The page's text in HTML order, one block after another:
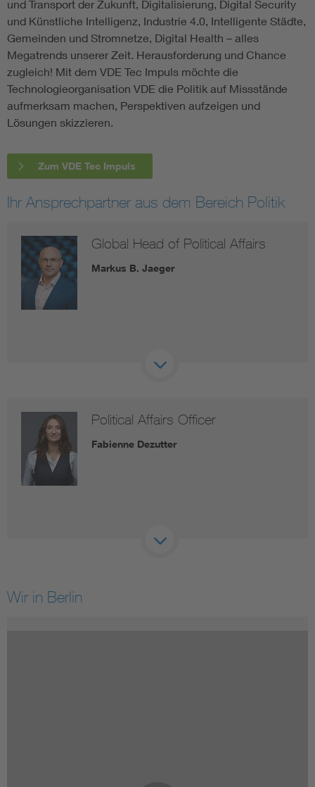
und Transport der Zukunft, Digitalisierung, Digital Security
und Künstliche Intelligenz, Industrie 4.0, Intelligente Städte,
Gemeinden und Stromnetze, Digital Health – alles
Megatrends unserer Zeit. Herausforderung und Chance
zugleich! Mit dem VDE Tec Impuls möchte die
Technologieorganisation VDE die Politik auf Missstände
aufmerksam machen, Perspektiven aufzeigen und
Lösungen skizzieren.
Zum VDE Tec Impuls
Ihr Ansprechpartner aus dem Bereich Politik
Global Head of Political Affairs
Markus B. Jaeger
Political Affairs Officer
Fabienne Dezutter
Wir in Berlin